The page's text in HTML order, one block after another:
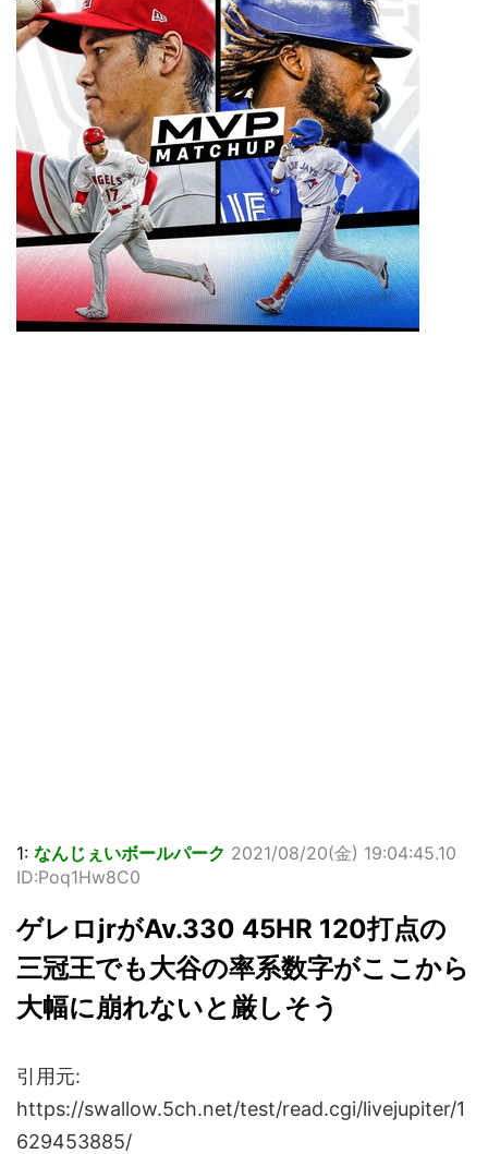
1: なんじぇいボールパーク 2021/08/20(金) 19:04:45.10
ID:Poq1Hw8C0
ゲレロjrがAv.330 45HR 120打点の
三冠王でも大谷の率系数字がここから
大幅に崩れないと厳しそう
引用元:
https://swallow.5ch.net/test/read.cgi/livejupiter/1
629453885/